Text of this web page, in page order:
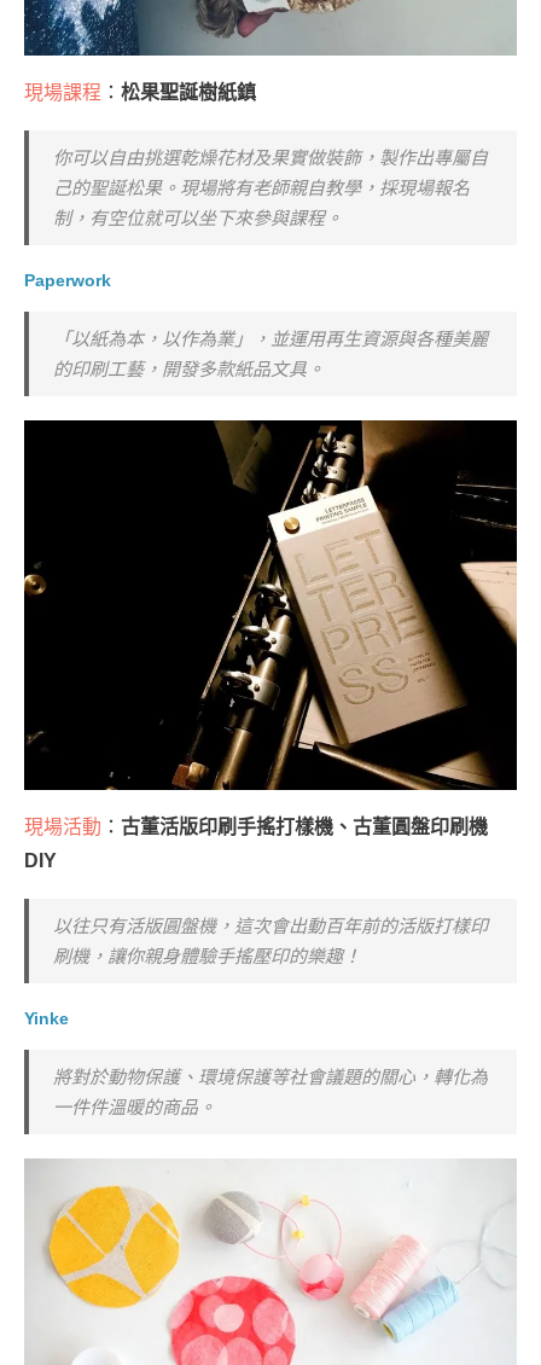
現場課程 ： 松果聖誕樹紙鎮
你可以自由挑選乾燥花材及果實做裝飾，製作出專屬自
己的聖誕松果。現場將有老師親自教學，採現場報名
制，有空位就可以坐下來參與課程。
Paperwork
「以紙為本，以作為業」，並運用再生資源與各種美麗
的印刷工藝，開發多款紙品文具。
現場活動 ： 古董活版印刷手搖打樣機、古董圓盤印刷機
DIY
以往只有活版圓盤機，這次會出動百年前的活版打樣印
刷機，讓你親身體驗手搖壓印的樂趣！
Yinke
將對於動物保護、環境保護等社會議題的關心，轉化為
一件件溫暖的商品。